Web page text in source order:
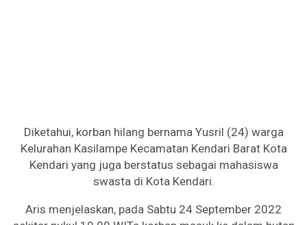
Diketahui, korban hilang bernama Yusril (24) warga
Kelurahan Kasilampe Kecamatan Kendari Barat Kota
Kendari yang juga berstatus sebagai mahasiswa
swasta di Kota Kendari.
Aris menjelaskan, pada Sabtu 24 September 2022